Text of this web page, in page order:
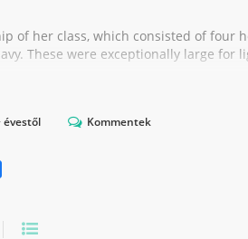
of her class, which consisted of four
These were exceptionally large for
évestől Kommentek